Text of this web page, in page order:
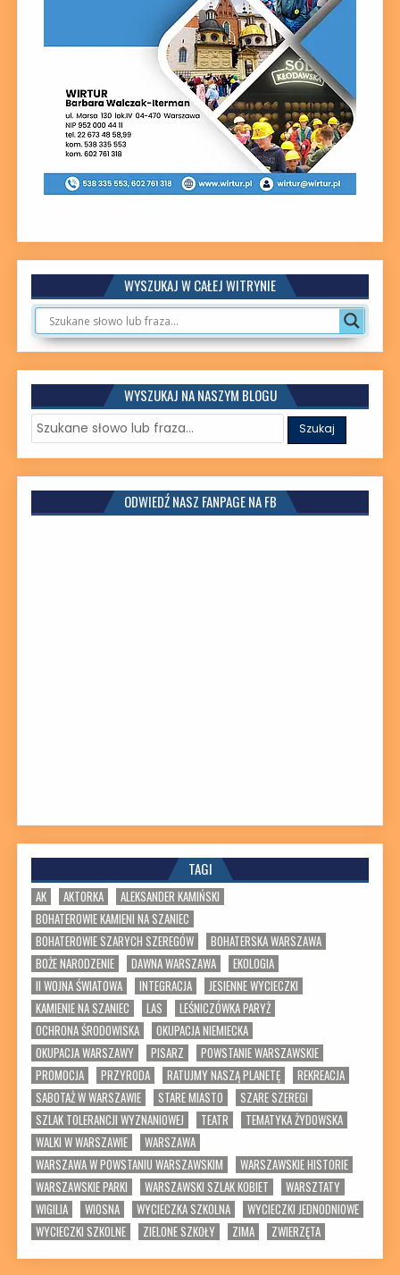
WYSZUKAJ W CAŁEJ WITRYNIE
WYSZUKAJ NA NASZYM BLOGU
ODWIEDŹ NASZ FANPAGE NA FB
TAGI
AK AKTORKA
ALEKSANDER KAMIŃSKI
BOHATEROWIE KAMIENI NA SZANIEC
BOHATEROWIE SZARYCH SZEREGÓW
BOHATERSKA WARSZAWA
BOŻE NARODZENIE
DAWNA WARSZAWA
EKOLOGIA
II WOJNA ŚWIATOWA
INTEGRACJA
JESIENNE WYCIECZKI
KAMIENIE NA SZANIEC
LAS
LEŚNICZÓWKA PARYŻ
OCHRONA ŚRODOWISKA
OKUPACJA NIEMIECKA
OKUPACJA WARSZAWY
PISARZ
POWSTANIE WARSZAWSKIE
PROMOCJA
PRZYRODA RATUJMY NASZĄ PLANETĘ
REKREACJA
SABOTAŻ W WARSZAWIE
STARE MIASTO
SZARE SZEREGI
SZLAK TOLERANCJI WYZNANIOWEJ
TEATR
TEMATYKA ŻYDOWSKA
WALKI W WARSZAWIE
WARSZAWA
WARSZAWA W POWSTANIU WARSZAWSKIM
WARSZAWSKIE HISTORIE
WARSZAWSKIE PARKI
WARSZAWSKI SZLAK KOBIET
WARSZTATY
WIGILIA
WIOSNA WYCIECZKA SZKOLNA
WYCIECZKI JEDNODNIOWE
WYCIECZKI SZKOLNE
ZIELONE SZKOŁY ZIMA ZWIERZĘTA